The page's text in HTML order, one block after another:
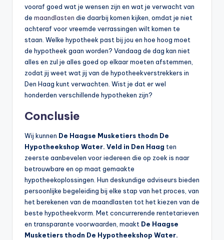
vooraf goed wat je wensen zijn en wat je verwacht van
de maandlasten die daarbij komen kijken, omdat je niet
achteraf voor vreemde verrassingen wilt komen te
staan. Welke hypotheek past bij jou en hoe hoog moet
de hypotheek gaan worden? Vandaag de dag kan niet
alles en zul je alles goed op elkaar moeten afstemmen,
zodat jij weet wat jij van de hypotheekverstrekkers in
Den Haag kunt verwachten. Wist je dat er wel
honderden verschillende hypotheken zijn?
Conclusie
Wij kunnen De Haagse Musketiers thodn De
Hypotheekshop Water. Veld in Den Haag ten
zeerste aanbevelen voor iedereen die op zoek is naar
betrouwbare en op maat gemaakte
hypotheekoplossingen. Hun deskundige adviseurs bieden
persoonlijke begeleiding bij elke stap van het proces, van
het berekenen van de maandlasten tot het kiezen van de
beste hypotheekvorm. Met concurrerende rentetarieven
en transparante voorwaarden, maakt De Haagse
Musketiers thodn De Hypotheekshop Water.